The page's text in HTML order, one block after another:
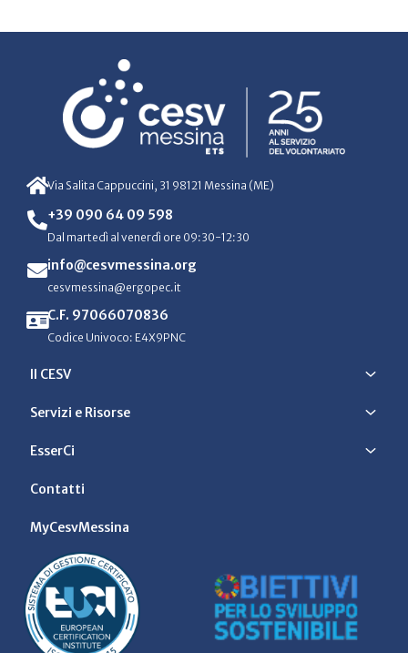
Via Salita Cappuccini, 31 98121 Messina (ME)
+39 090 64 09 598
Dal martedì al venerdì ore 09:30-12:30
info@cesvmessina.org
cesvmessina@ergopec.it
C.F. 97066070836
Codice Univoco: E4X9PNC
Il CESV
Servizi e Risorse
EsserCi
Contatti
MyCesvMessina